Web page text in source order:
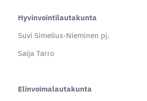
Hyvinvointilautakunta
Suvi Simelius-Nieminen pj.
Saija Tarro
Elinvoimalautakunta